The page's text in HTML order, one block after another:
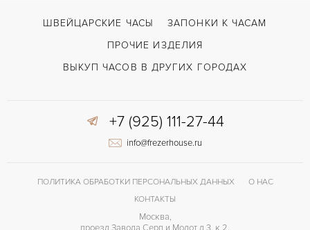
ШВЕЙЦАРСКИЕ ЧАСЫ
ЗАПОНКИ К ЧАСАМ
ПРОЧИЕ ИЗДЕЛИЯ
ВЫКУП ЧАСОВ В ДРУГИХ ГОРОДАХ
+7 (925) 111-27-44
info@frezerhouse.ru
ПОЛИТИКА ОБРАБОТКИ ПЕРСОНАЛЬНЫХ ДАННЫХ
О НАС
КОНТАКТЫ
Москва,